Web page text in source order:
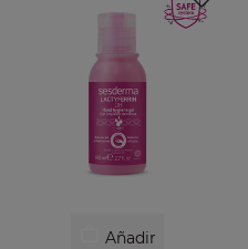
Añadir